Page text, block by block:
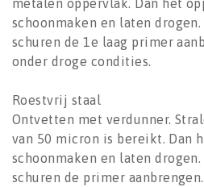
metalen oppervlak. Dan het
schoonmaken en laten
schuren de 1e laag primer
onder droge condities.
Roestvrij staal
Ontvetten met verdunner.
van 50 micron is bereikt. Dan
schoonmaken en laten
schuren de primer